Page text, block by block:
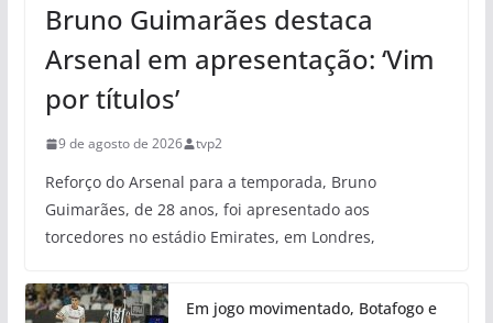
Bruno Guimarães destaca
Arsenal em apresentação: ‘Vim
por títulos’
9 de agosto de 2026 tvp2
Reforço do Arsenal para a temporada, Bruno
Guimarães, de 28 anos, foi apresentado aos
torcedores no estádio Emirates, em Londres,
Em jogo movimentado, Botafogo e